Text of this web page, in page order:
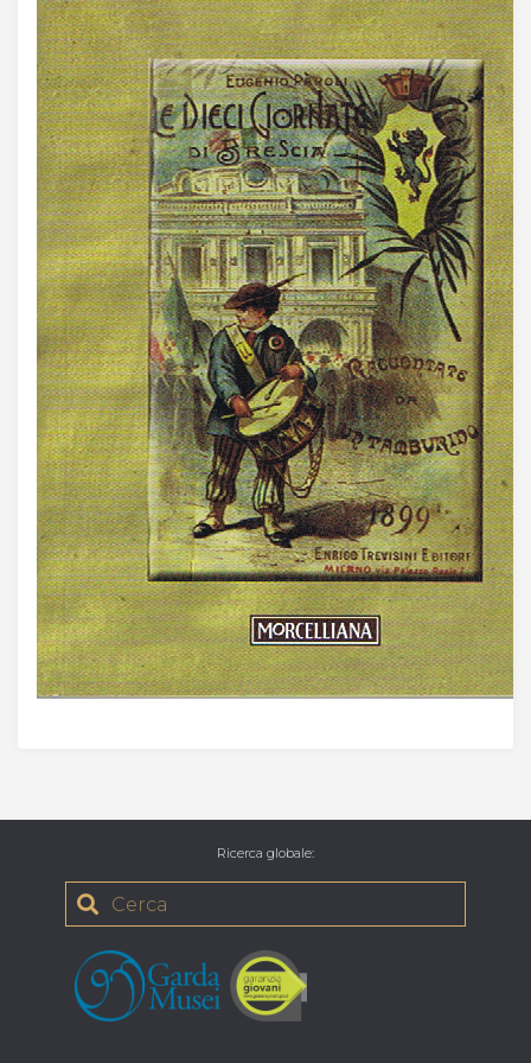
Acquista Biglietti
Contatti
Modulo reclami – suggerimenti
Ricerca globale: